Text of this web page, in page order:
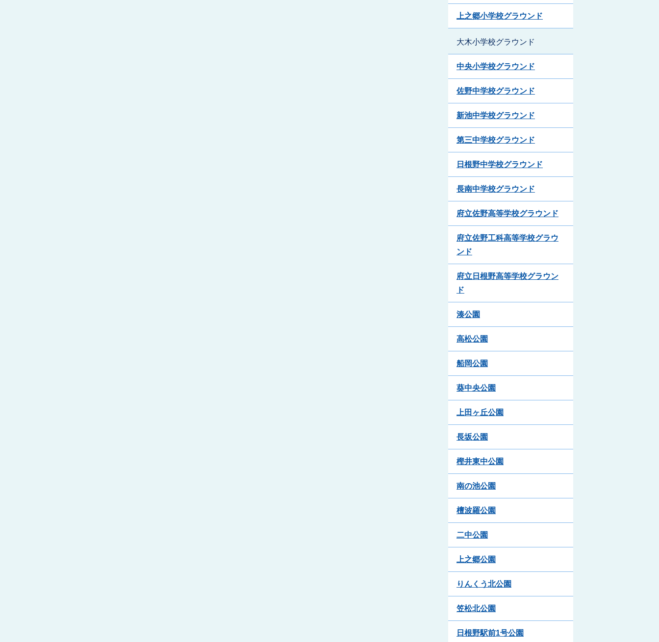
上之郷小学校グラウンド
大木小学校グラウンド
中央小学校グラウンド
佐野中学校グラウンド
新池中学校グラウンド
第三中学校グラウンド
日根野中学校グラウンド
長南中学校グラウンド
府立佐野高等学校グラウンド
府立佐野工科高等学校グラウ
ンド
府立日根野高等学校グラウン
ド
湊公園
高松公園
船岡公園
葵中央公園
上田ヶ丘公園
長坂公園
樫井東中公園
南の池公園
檀波羅公園
二中公園
上之郷公園
りんくう北公園
笠松北公園
日根野駅前1号公園